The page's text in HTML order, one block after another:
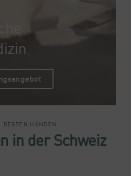
HÄNDEN
in der Schweiz